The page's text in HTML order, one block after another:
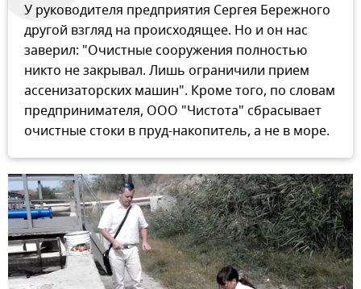
У руководителя предприятия Сергея Бережного
другой взгляд на происходящее. Но и он нас
заверил: "Очистные сооружения полностью
никто не закрывал. Лишь ограничили прием
ассенизаторских машин". Кроме того, по словам
предпринимателя, ООО "Чистота" сбрасывает
очистные стоки в пруд-накопитель, а не в море.